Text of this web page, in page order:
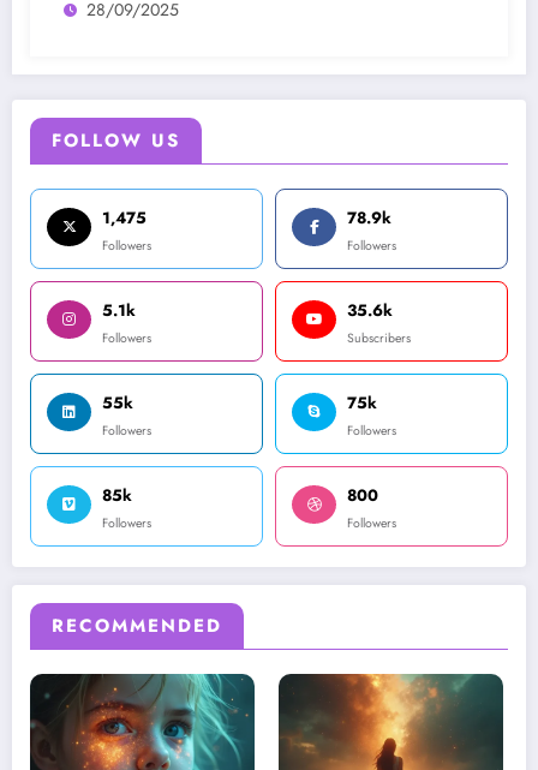
FOLLOW US
1,475
Followers
78.9k
Followers
5.1k
Followers
35.6k
Subscribers
55k
Followers
75k
Followers
85k
Followers
800
Followers
RECOMMENDED
28/09/2025